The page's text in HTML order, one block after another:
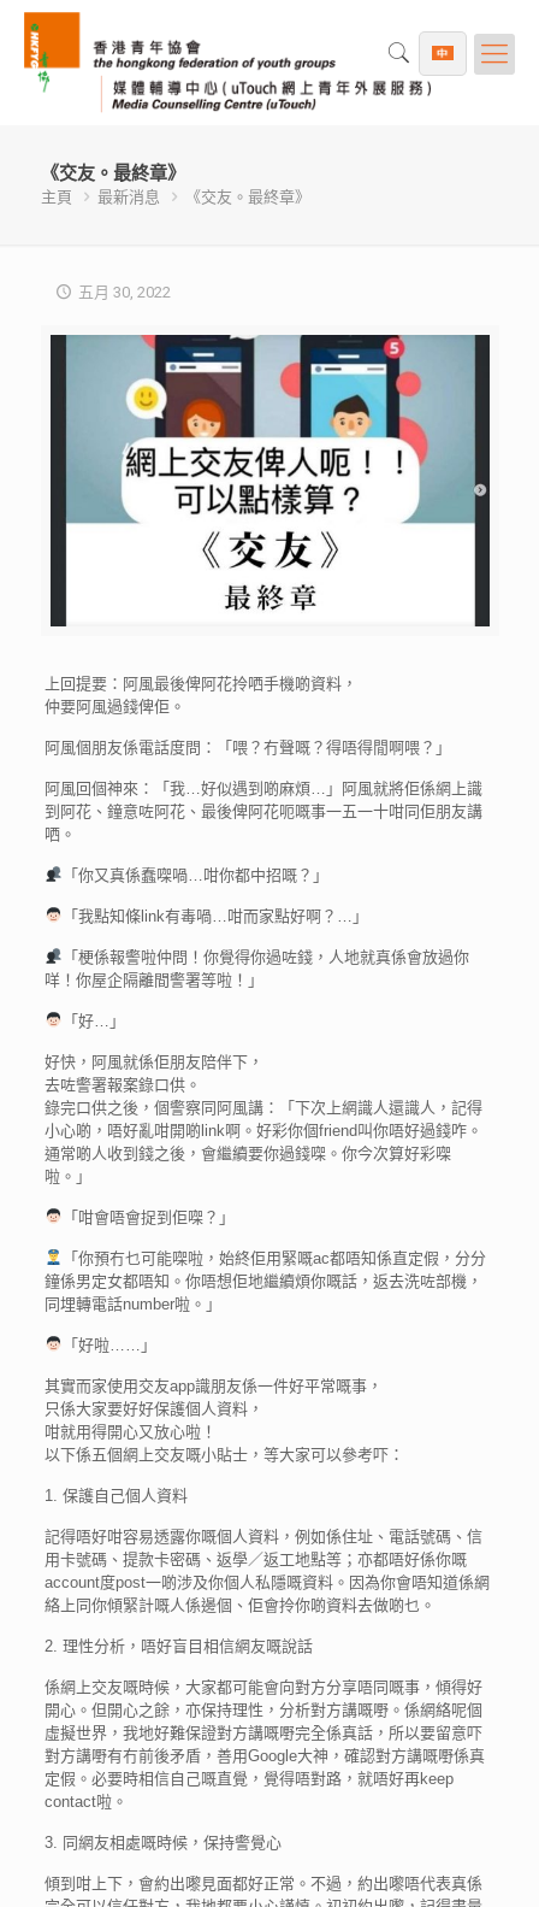
《交友。最終章》
主頁 最新消息 《交友。最終章》
五月 30, 2022
上回提要：阿風最後俾阿花拎哂手機啲資料，
仲要阿風過錢俾佢。
阿風個朋友係電話度問：「喂？冇聲嘅？得唔得閒啊喂？」
阿風回個神來：「我…好似遇到啲麻煩…」阿風就將佢係網上識
到阿花、鐘意咗阿花、最後俾阿花呃嘅事一五一十咁同佢朋友講
哂。
「你又真係蠢㗎喎…咁你都中招嘅？」
「我點知條link有毒喎…咁而家點好啊？…」
「梗係報警啦仲問！你覺得你過咗錢，人地就真係會放過你
咩！你屋企隔離間警署等啦！」
「好…」
好快，阿風就係佢朋友陪伴下，
去咗警署報案錄口供。
錄完口供之後，個警察同阿風講：「下次上網識人還識人，記得
小心啲，唔好亂咁開啲link啊。好彩你個friend叫你唔好過錢咋。
通常啲人收到錢之後，會繼續要你過錢㗎。你今次算好彩㗎
啦。」
「咁會唔會捉到佢㗎？」
「你預冇乜可能㗎啦，始終佢用緊嘅ac都唔知係直定假，分分
鐘係男定女都唔知。你唔想佢地繼續煩你嘅話，返去洗咗部機，
同埋轉電話number啦。」
「好啦……」
其實而家使用交友app識朋友係一件好平常嘅事，
只係大家要好好保護個人資料，
咁就用得開心又放心啦！
以下係五個網上交友嘅小貼士，等大家可以參考吓：
1. 保護自己個人資料
記得唔好咁容易透露你嘅個人資料，例如係住址、電話號碼、信
用卡號碼、提款卡密碼、返學／返工地點等；亦都唔好係你嘅
account度post一啲涉及你個人私隱嘅資料。因為你會唔知道係網
絡上同你傾緊計嘅人係邊個、佢會拎你啲資料去做啲乜。
2. 理性分析，唔好盲目相信網友嘅說話
係網上交友嘅時候，大家都可能會向對方分享唔同嘅事，傾得好
開心。但開心之餘，亦保持理性，分析對方講嘅嘢。係網絡呢個
虛擬世界，我地好難保證對方講嘅嘢完全係真話，所以要留意吓
對方講嘢有冇前後矛盾，善用Google大神，確認對方講嘅嘢係真
定假。必要時相信自己嘅直覺，覺得唔對路，就唔好再keep
contact啦。
3. 同網友相處嘅時候，保持警覺心
傾到咁上下，會約出嚟見面都好正常。不過，約出嚟唔代表真係